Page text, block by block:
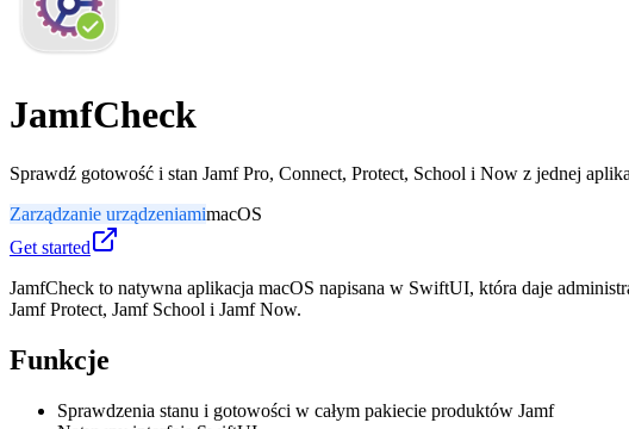
JamfCheck
Sprawdź gotowość i stan Jamf Pro, Connect, Protect, School i Now z jednej
Zarządzanie urządzeniamimacOS
Get started
JamfCheck to natywna aplikacja macOS napisana w SwiftUI, która daje
Jamf Protect, Jamf School i Jamf Now.
Funkcje
Sprawdzenia stanu i gotowości w całym pakiecie produktów Jamf